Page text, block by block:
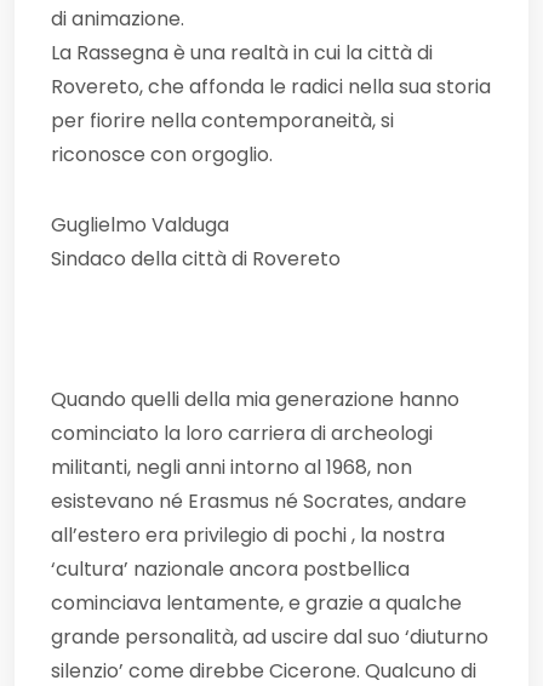
di animazione.
La Rassegna è una realtà in cui la città di
Rovereto, che affonda le radici nella sua storia
per fiorire nella contemporaneità, si
riconosce con orgoglio.
Guglielmo Valduga
Sindaco della città di Rovereto
Quando quelli della mia generazione hanno
cominciato la loro carriera di archeologi
militanti, negli anni intorno al 1968, non
esistevano né Erasmus né Socrates, andare
all’estero era privilegio di pochi , la nostra
‘cultura’ nazionale ancora postbellica
cominciava lentamente, e grazie a qualche
grande personalità, ad uscire dal suo ‘diuturno
silenzio’ come direbbe Cicerone. Qualcuno di